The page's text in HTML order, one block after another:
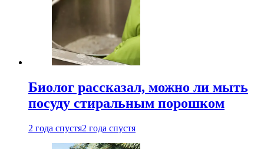
Биолог рассказал, можно ли мыть
посуду стиральным порошком
2 года спустя2 года спустя